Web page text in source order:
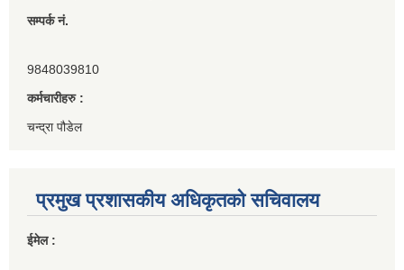
सम्पर्क नं.
9848039810
कर्मचारीहरु :
चन्द्रा पौडेल
प्रमुख प्रशासकीय अधिकृतको सचिवालय
ईमेल :